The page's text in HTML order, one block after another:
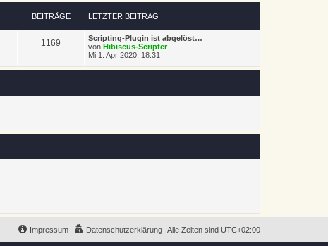
BEITRÄGE LETZTER BEITRAG
1169
Scripting-Plugin ist abgelöst…
von Hibiscus-Scripter
Mi 1. Apr 2020, 18:31
Alle Zeiten sind UTC+02:00
Datenschutzerklärung
Impressum